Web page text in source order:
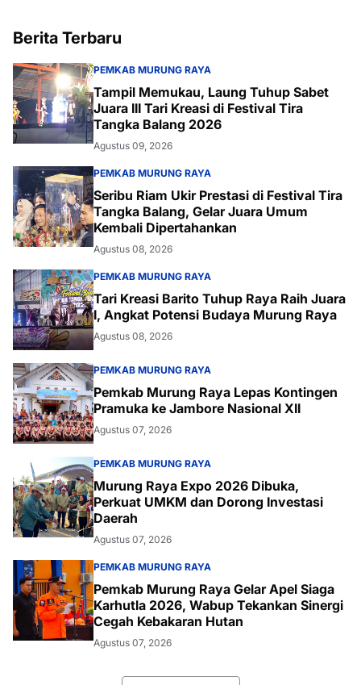
Berita Terbaru
PEMKAB MURUNG RAYA
Tampil Memukau, Laung Tuhup Sabet
Juara III Tari Kreasi di Festival Tira
Tangka Balang 2026
Agustus 09, 2026
PEMKAB MURUNG RAYA
Seribu Riam Ukir Prestasi di Festival Tira
Tangka Balang, Gelar Juara Umum
Kembali Dipertahankan
Agustus 08, 2026
PEMKAB MURUNG RAYA
Tari Kreasi Barito Tuhup Raya Raih Juara
I, Angkat Potensi Budaya Murung Raya
Agustus 08, 2026
PEMKAB MURUNG RAYA
Pemkab Murung Raya Lepas Kontingen
Pramuka ke Jambore Nasional XII
Agustus 07, 2026
PEMKAB MURUNG RAYA
Murung Raya Expo 2026 Dibuka,
Perkuat UMKM dan Dorong Investasi
Daerah
Agustus 07, 2026
PEMKAB MURUNG RAYA
Pemkab Murung Raya Gelar Apel Siaga
Karhutla 2026, Wabup Tekankan Sinergi
Cegah Kebakaran Hutan
Agustus 07, 2026